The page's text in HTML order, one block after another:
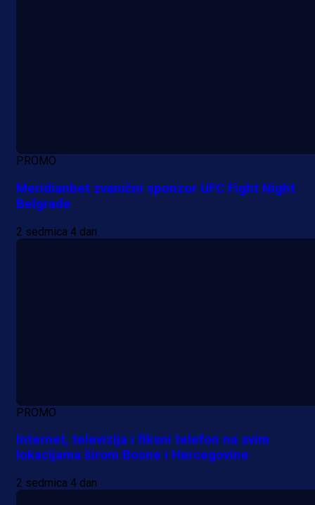
PROMO
Meridianbet zvanični sponzor UFC Fight Night
Belgrade
2 sedmica 4 dan
PROMO
Internet, televizija i fiksni telefon na svim
lokacijama širom Bosne i Hercegovine
2 sedmica 4 dan